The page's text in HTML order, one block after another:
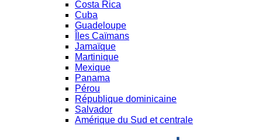
Costa Rica
Cuba
Guadeloupe
Îles Caïmans
Jamaïque
Martinique
Mexique
Panama
Pérou
République dominicaine
Salvador
Amérique du Sud et centrale